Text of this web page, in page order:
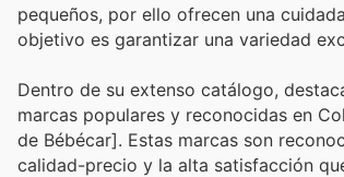
pequeños, por ello ofrecen una
objetivo es garantizar una variedad
Dentro de su extenso catálogo,
marcas populares y reconocidas en
de Bébécar]. Estas marcas son
calidad-precio y la alta satisfacción